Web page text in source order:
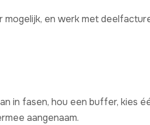
en werk met
in fasen, hou een buffer, kies
aangenaam.